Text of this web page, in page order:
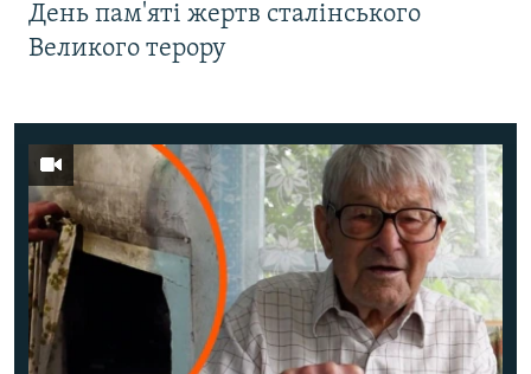
День пам'яті жертв сталінського
Великого терору